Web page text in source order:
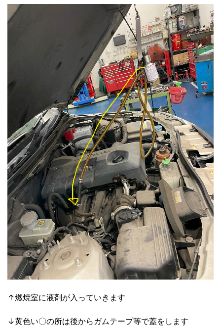
↑燃焼室に液剤が入っていきます
↓黄色い〇の所は後からガムテープ等で蓋をします